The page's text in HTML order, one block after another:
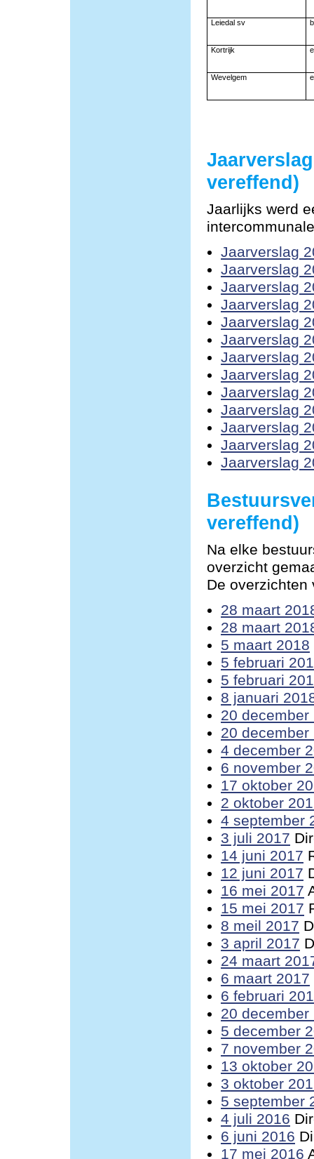
Leiedal sv
Kortrijk
Wevelgem
vereffend)
Jaarlijks werd
Jaarverslag
Jaarverslag
Jaarverslag
Jaarverslag
Jaarverslag
Jaarverslag
Jaarverslag
Jaarverslag
Jaarverslag
Jaarverslag
Jaarverslag
Jaarverslag
Jaarverslag
vereffend)
Na elke
overzicht
De overzichten
28 maart
28 maart
5 maart 2018
5 februari
5 februari
8 januari
20 december
20 december
4 december
6 november
17 oktober
2 oktober
4 september
3 juli 2017
14 juni 2017
12 juni 2017
16 mei 2017
15 mei 2017
8 meil 2017
3 april 2017
24 maart
6 maart 2017
6 februari
20 december
5 december
7 november
13 oktober
3 oktober
5 september
4 juli 2016
6 juni 2016
17 mei 2016